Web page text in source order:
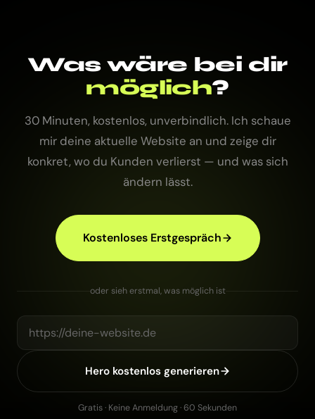
Was wäre bei dir
möglich?
30 Minuten, kostenlos, unverbindlich. Ich schaue
mir deine aktuelle Website an und zeige dir
konkret, wo du Kunden verlierst — und was sich
ändern lässt.
Kostenloses Erstgespräch
oder sieh erstmal, was möglich ist
Hero kostenlos generieren
Gratis · Keine Anmeldung · 60 Sekunden